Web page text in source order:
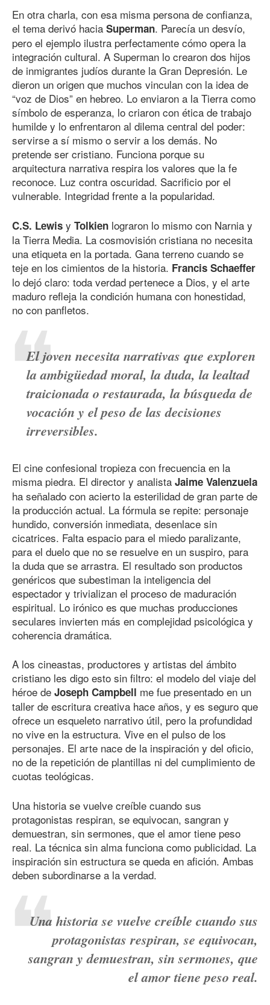
En otra charla, con esa misma persona de confianza,
el tema derivó hacia Superman. Parecía un desvío,
pero el ejemplo ilustra perfectamente cómo opera la
integración cultural. A Superman lo crearon dos hijos
de inmigrantes judíos durante la Gran Depresión. Le
dieron un origen que muchos vinculan con la idea de
“voz de Dios” en hebreo. Lo enviaron a la Tierra como
símbolo de esperanza, lo criaron con ética de trabajo
humilde y lo enfrentaron al dilema central del poder:
servirse a sí mismo o servir a los demás. No
pretende ser cristiano. Funciona porque su
arquitectura narrativa respira los valores que la fe
reconoce. Luz contra oscuridad. Sacrificio por el
vulnerable. Integridad frente a la popularidad.
C.S. Lewis y Tolkien lograron lo mismo con Narnia y
la Tierra Media. La cosmovisión cristiana no necesita
una etiqueta en la portada. Gana terreno cuando se
teje en los cimientos de la historia. Francis Schaeffer
lo dejó claro: toda verdad pertenece a Dios, y el arte
maduro refleja la condición humana con honestidad,
no con panfletos.
El joven necesita narrativas que exploren
la ambigüedad moral, la duda, la lealtad
traicionada o restaurada, la búsqueda de
vocación y el peso de las decisiones
irreversibles.
El cine confesional tropieza con frecuencia en la
misma piedra. El director y analista Jaime Valenzuela
ha señalado con acierto la esterilidad de gran parte de
la producción actual. La fórmula se repite: personaje
hundido, conversión inmediata, desenlace sin
cicatrices. Falta espacio para el miedo paralizante,
para el duelo que no se resuelve en un suspiro, para
la duda que se arrastra. El resultado son productos
genéricos que subestiman la inteligencia del
espectador y trivializan el proceso de maduración
espiritual. Lo irónico es que muchas producciones
seculares invierten más en complejidad psicológica y
coherencia dramática.
A los cineastas, productores y artistas del ámbito
cristiano les digo esto sin filtro: el modelo del viaje del
héroe de Joseph Campbell me fue presentado en un
taller de escritura creativa hace años, y es seguro que
ofrece un esqueleto narrativo útil, pero la profundidad
no vive en la estructura. Vive en el pulso de los
personajes. El arte nace de la inspiración y del oficio,
no de la repetición de plantillas ni del cumplimiento de
cuotas teológicas.
Una historia se vuelve creíble cuando sus
protagonistas respiran, se equivocan, sangran y
demuestran, sin sermones, que el amor tiene peso
real. La técnica sin alma funciona como publicidad. La
inspiración sin estructura se queda en afición. Ambas
deben subordinarse a la verdad.
Una historia se vuelve creíble cuando sus
protagonistas respiran, se equivocan,
sangran y demuestran, sin sermones, que
el amor tiene peso real.